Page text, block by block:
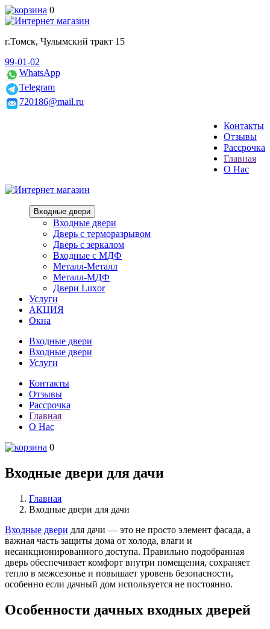
0
г.Томск, Чулымский тракт 15
99-01-02
WhatsApp
Telegram
720186@mail.ru
Контакты
Отзывы
Рассрочка
Главная
О Нас
Входные двери
Входные двери
Дверь с терморазрывом
Дверь с зеркалом
Входные с МДФ
Металл-Металл
Металл-МДФ
Двери Luxor
Услуги
АКЦИЯ
Окна
Входные двери
Входные двери
Услуги
Контакты
Отзывы
Рассрочка
Главная
О Нас
0
Входные двери для дачи
Главная
Входные двери для дачи
Входные двери для дачи — это не просто элемент фасада, а
важная часть защиты дома от холода, влаги и
несанкционированного доступа. Правильно подобранная
дверь обеспечивает комфорт внутри помещения, сохраняет
тепло в межсезонье и повышает уровень безопасности,
особенно если дачный дом используется не постоянно.
Особенности дачных входных дверей